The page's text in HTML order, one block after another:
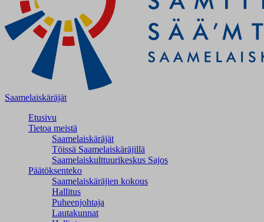
Saamelaiskäräjät
Etusivu
Tietoa meistä
Saamelaiskäräjät
Töissä Saamelaiskäräjillä
Saamelaiskulttuuri­keskus Sajos
Päätöksenteko
Saamelaiskäräjien kokous
Hallitus
Puheenjohtaja
Lautakunnat